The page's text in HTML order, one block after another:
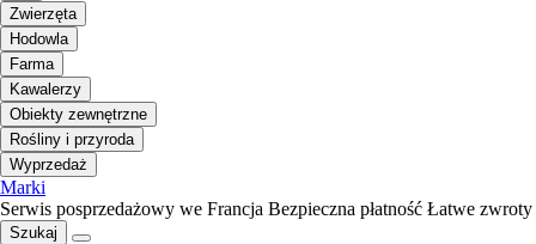
Zwierzęta
Hodowla
Farma
Kawalerzy
Obiekty zewnętrzne
Rośliny i przyroda
Wyprzedaż
Marki
Serwis posprzedażowy we Francja Bezpieczna płatność Łatwe zwroty
Szukaj